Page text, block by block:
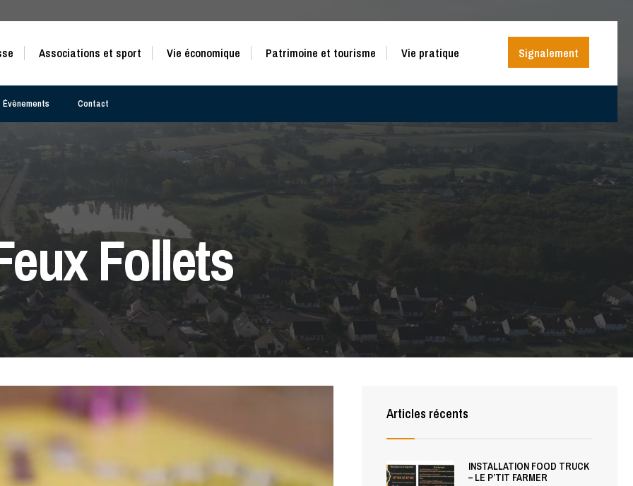
Associations et sport Vie économique Patrimoine et tourisme Vie pratique Signalement
Évènements Contact
Follets
Articles récents
INSTALLATION FOOD TRUCK
– LE P’TIT FARMER